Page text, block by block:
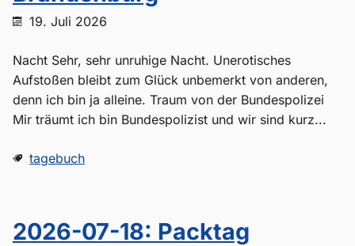
19. Juli 2026
Nacht Sehr, sehr unruhige Nacht. Unerotisches
Aufstoßen bleibt zum Glück unbemerkt von anderen,
denn ich bin ja alleine. Traum von der Bundespolizei
Mir träumt ich bin Bundespolizist und wir sind kurz...
tagebuch
2026-07-18: Packtag